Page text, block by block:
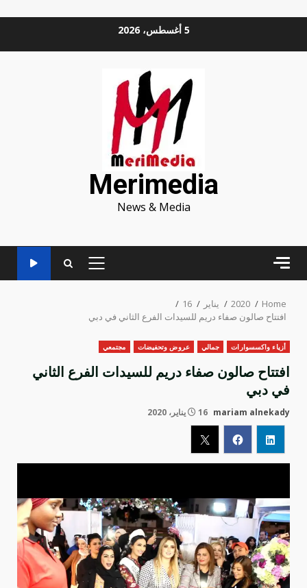
5 أغسطس، 2026
Merimedia
News & Media
PRIMARY
Home
2020 يناير
16
افتتاح صالون صفاء دريم للسيدات الفرع الثاني في دبي
أزياء واكسسوارات جمالي عروض وتحفيضات مجتمعي
افتتاح صالون صفاء دريم للسيدات الفرع الثاني
في دبي
mariam alnekady 16 يناير، 2020